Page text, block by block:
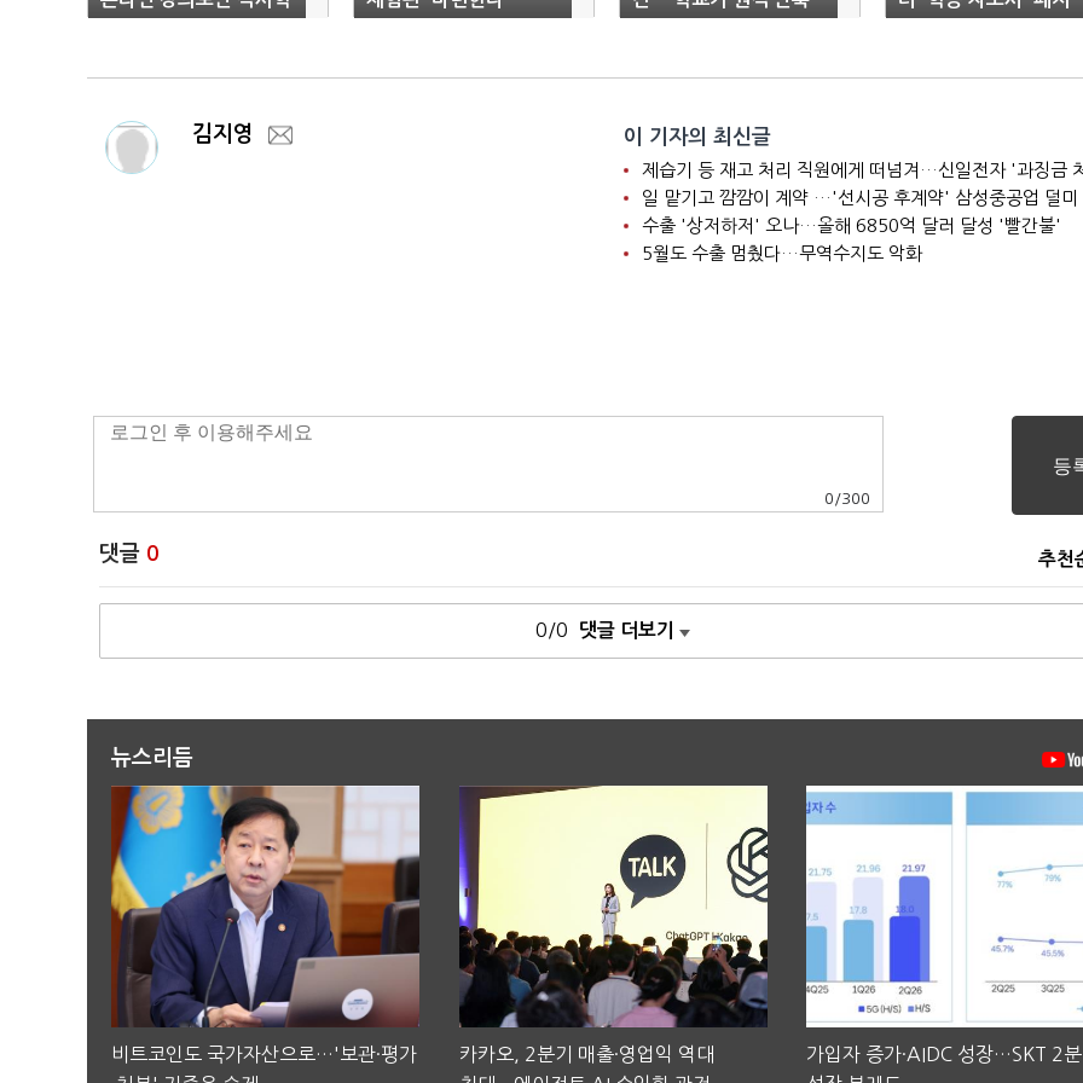
위 취득
수업 가능
김지영 이 기자의 최신글
제습기 등 재고 처리 직원에게 떠넘겨…신일전자 '과징금
일 맡기고 깜깜이 계약 …'선시공 후계약' 삼성중공업 덜미
수출 '상저하저' 오나…올해 6850억 달러 달성 '빨간불'
5월도 수출 멈췄다…무역수지도 악화
0 /300
댓글 0 추천
0/0 댓글 더보기
뉴스리듬
비트코인도 국가자산으로…'보관·평가
카카오, 2분기 매출·영업익 역대
가입자 증가·AIDC 성장…SKT 2